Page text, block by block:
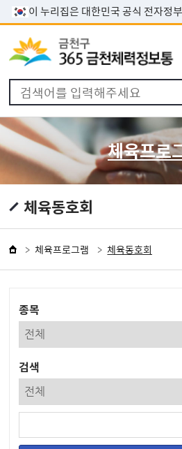
본문 바로가
이 누리집은 대한민국 공식 전자정
체육프로
체육동호회
체육프로그램 체육동호회
종목
검색